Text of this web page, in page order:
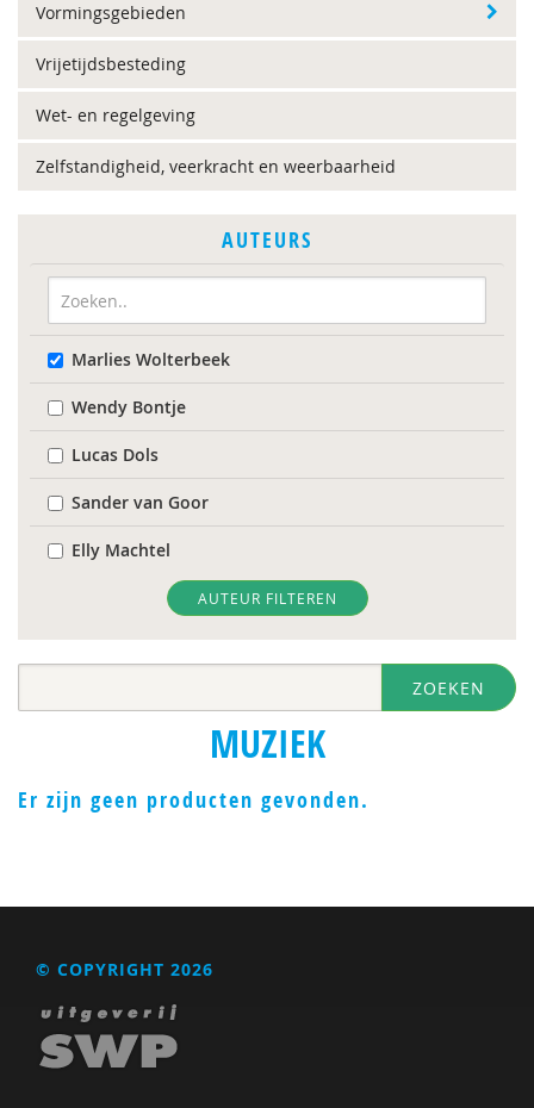
Vormingsgebieden
Vrijetijdsbesteding
Wet- en regelgeving
Zelfstandigheid, veerkracht en weerbaarheid
AUTEURS
Marlies Wolterbeek
Wendy Bontje
Lucas Dols
Sander van Goor
Elly Machtel
AUTEUR FILTEREN
ZOEKEN
MUZIEK
Er zijn geen producten gevonden.
© COPYRIGHT 2026